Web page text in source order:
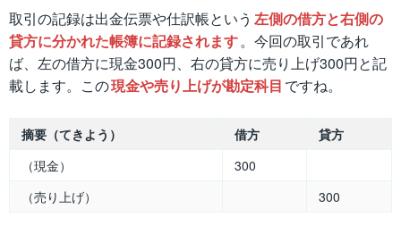
取引の記録は出金伝票や仕訳帳という 左側の借方と右側の
貸方に分かれた帳簿に記録されます。今回の取引であれ
ば、左の借方に現金300円、右の貸方に売り上げ300円と記
載します。この現金や売り上げが勘定科目 ですね。
摘要（てきよう） 借方
貸方
（現金）
300
（売り上げ）
300